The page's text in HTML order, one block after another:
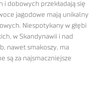
dobowych przekładają się
jagodowe mają unikalny
Niespotykany w głębi
w Skandynawii i nad
nawet smakoszy, ma
są za najsmaczniejsze